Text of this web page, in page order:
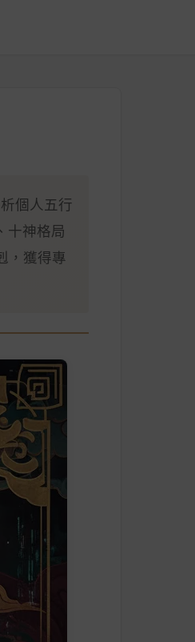
個人五行
十神格局
，獲得專